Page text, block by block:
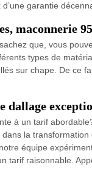
garantie
maconnerie 95
que, vous
types de
sur chape. De ce
dallage
à un tarif
la
équipe
tarif raisonnable.